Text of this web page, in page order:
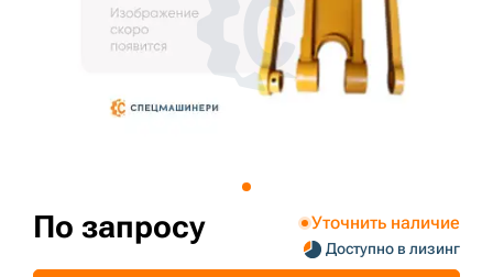
По запросу Уточнить наличие
Доступно в лизинг
+7 (499) 394-50-93